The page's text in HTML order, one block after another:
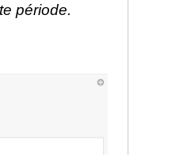
période.